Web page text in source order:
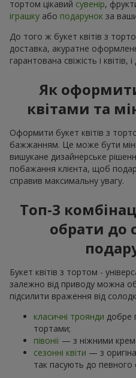
тортом цікавий сувенір,
іграшку або подарунок за
До того ж букет квітів з
доставка, акуратне
гарантована свіжість і квітів,
Як
квітами та
Оформити букет квітів з
бажжанням. Це може бути
вишукане дизайнерське
побажання клієнта, щоб
справив максимальну увагу.
Топ-3
обрати до
Букет квітів з тортом -
залежно від приводу можна
підсилити враження від
класичні троянди добре
тортами;
півонії — з ніжними
сезонні квіти — з
так пасують до певного